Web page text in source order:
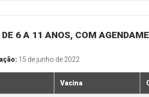
6 A 11 ANOS, COM
15 de junho de 2022
Vacina